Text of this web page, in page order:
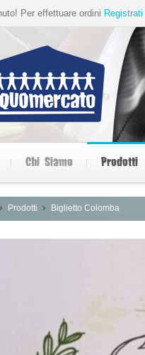
Per effettuare ordini Registrati
Chi Siamo Prodotti
Prodotti Biglietto Colomba